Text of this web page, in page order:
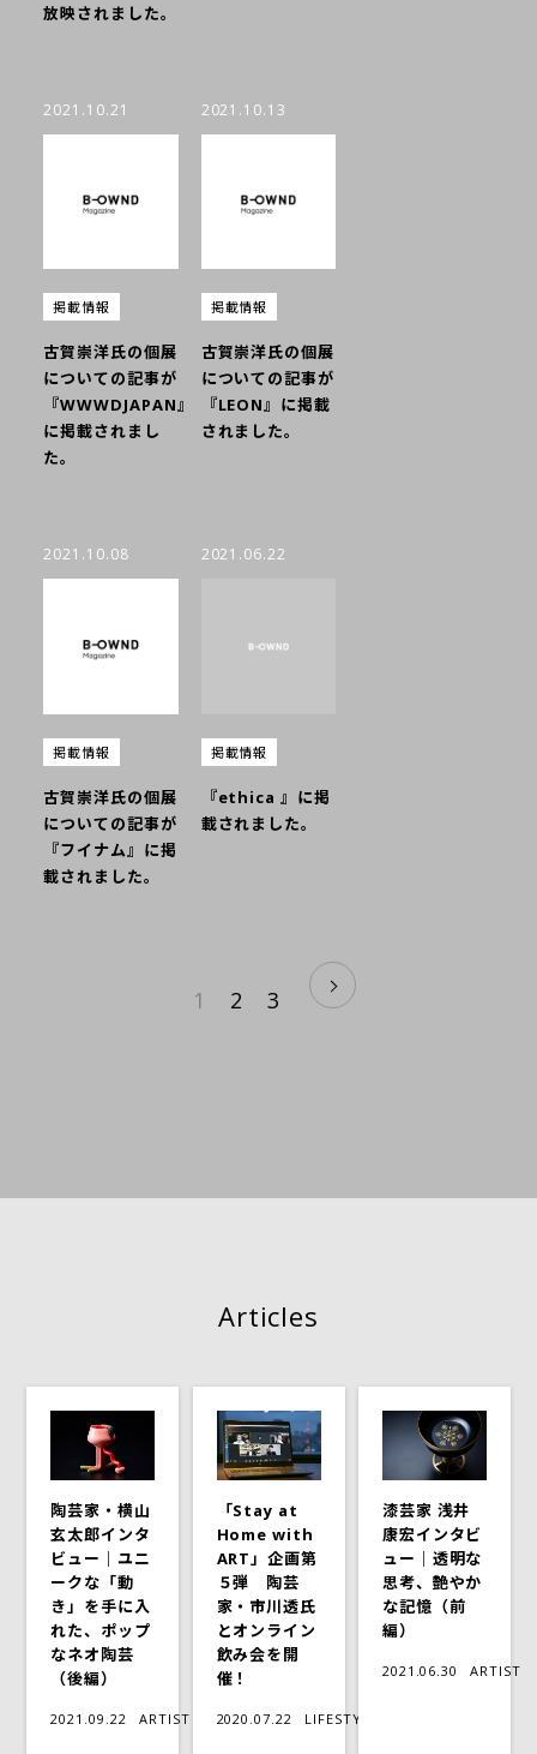
放映されました。
2021.10.21
掲載情報
古賀崇洋氏の個展
についての記事が
『WWWDJAPAN』
に掲載されまし
た。
2021.10.13
掲載情報
古賀崇洋氏の個展
についての記事が
『LEON』に掲載
されました。
2021.10.08
掲載情報
古賀崇洋氏の個展
についての記事が
『フイナム』に掲
載されました。
2021.06.22
掲載情報
『ethica 』に掲
載されました。
1 2 3
Articles
陶芸家・横山
玄太郎インタ
ビュー｜ユニ
ークな「動
き」を手に入
れた、ポップ
なネオ陶芸
（後編）
2021.09.22 ARTIST
「Stay at
Home with
ART」企画第
５弾 陶芸
家・市川透氏
とオンライン
飲み会を開
催！
2020.07.22 LIFESTYLE
漆芸家 浅井
康宏インタビ
ュー｜透明な
思考、艶やか
な記憶（前
編）
2021.06.30 ARTIST